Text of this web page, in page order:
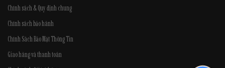
Chính sách & Quy định chung
Chính sách bảo hành
Chính Sách Bảo Mật Thông Tin
Giao hàng và thanh toán